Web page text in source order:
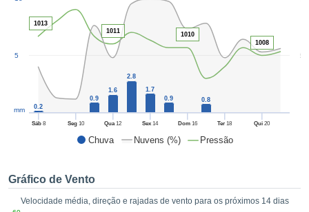
botão
todos os
ou
no
como
um perfil
CONTINUAR
CONFIGURAÇÕES
Chuva Nuvens (%) Pressão
50
Sáb8 Seg10 Qua12 Sex 14 Dom16 Ter 18 Qui 20
5
mm 0.2
0.9
1.6
2.8
1.7
0.9
0.8
1013
1011
1010
1008
Gráfico de Vento
Velocidade média, direção e rajadas de vento para os próximos 14 dias